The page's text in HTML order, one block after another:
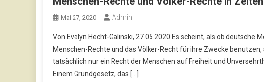
Mai 27, 2020 Admin
Von Evelyn Hecht-Galinski, 27.05.2020 Es scheint, als ob deutsche
Menschen-Rechte und das Völker-Recht für ihre Zwecke
tatsächlich nur ein Recht der Menschen auf Freiheit und
Einem Grundgesetz, das […]